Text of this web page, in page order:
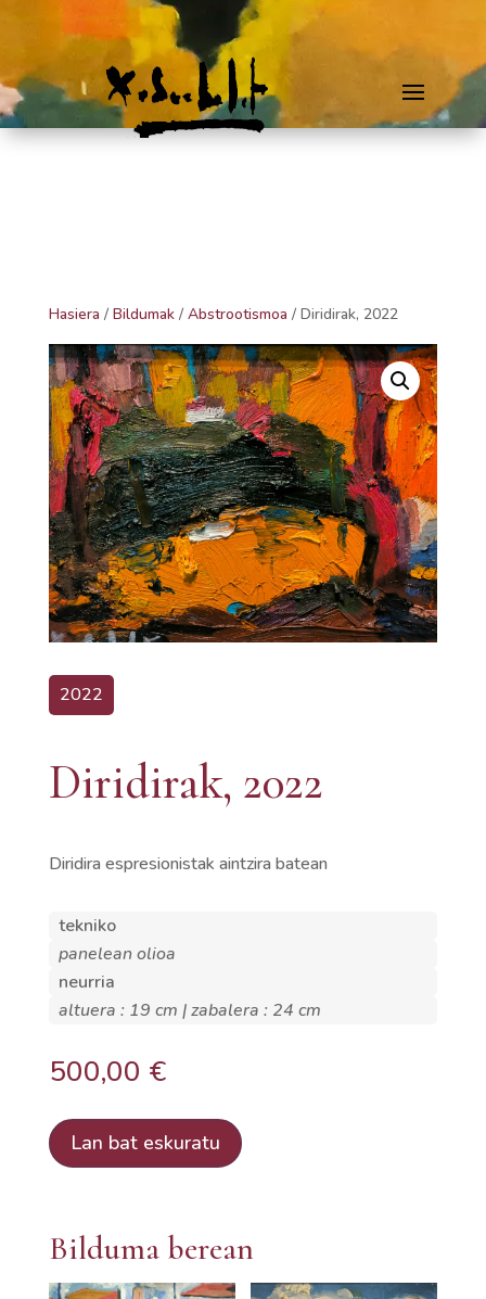
Hasiera / Bildumak/ Abstrootismoa / Diridirak, 2022
2022
Diridirak, 2022
Diridira espresionistak aintzira batean
tekniko
panelean olioa
neurria
altuera : 19 cm | zabalera : 24 cm
500,00 €
Lan bat eskuratu
Bilduma berean